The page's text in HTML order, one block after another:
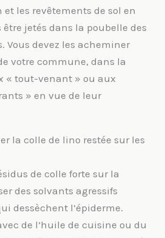
les revêtements de sol en
être jetés dans la poubelle des
Vous devez les acheminer
votre commune, dans la
« tout-venant » ou aux
» en vue de leur
la colle de lino restée sur les
de colle forte sur la
des solvants agressifs
dessèchent l’épiderme.
de l’huile de cuisine ou du